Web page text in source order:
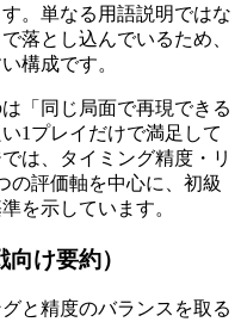
。単なる用語説明ではな
落とし込んでいるため、
構成です。
「同じ局面で再現できる
1プレイだけで満足して
は、タイミング精度・リ
の評価軸を中心に、初級
を示しています。
け要約）
と精度のバランスを取る